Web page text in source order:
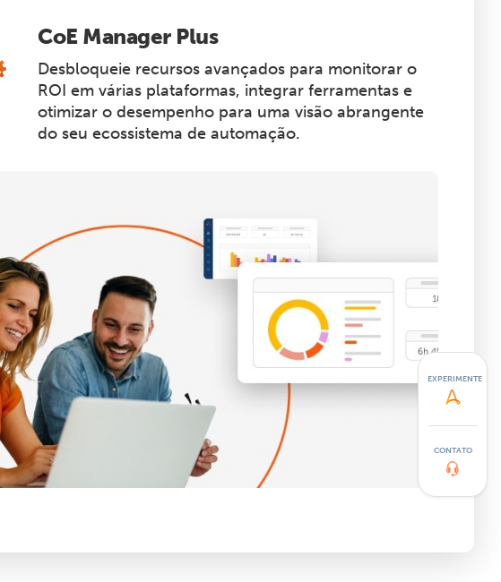
CoE Manager Plus
Desbloqueie recursos avançados para monitorar o
ROI em várias plataformas, integrar ferramentas e
otimizar o desempenho para uma visão abrangente
do seu ecossistema de automação.
EXPERIMENTE
CONTATO